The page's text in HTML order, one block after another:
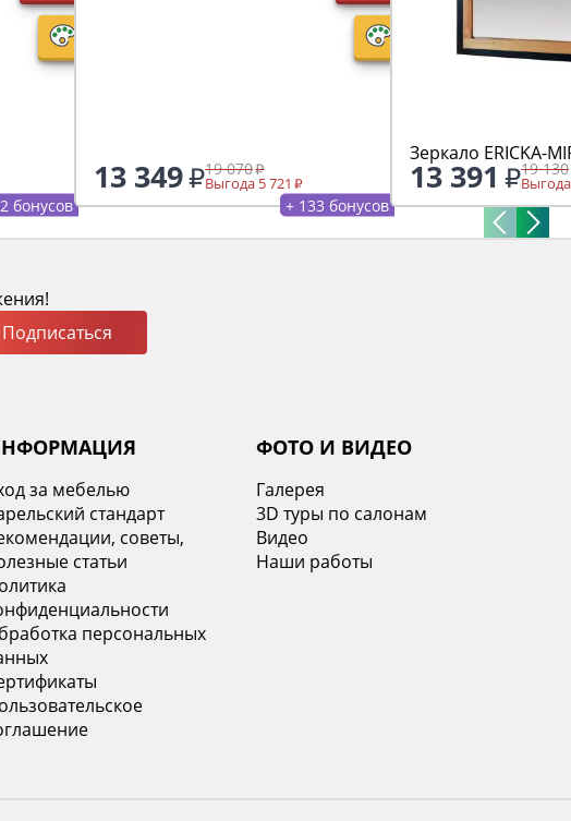
бонусов
13 349 19 070
Выгода 5 721
+ 133 бонусов
Зеркало ERICKA-
13 391 19 130
Подписаться
за мебелью
стандарт
советы,
статьи
персональных
ФОТО И ВИДЕО
Галерея
3D туры по салонам
Видео
Наши работы